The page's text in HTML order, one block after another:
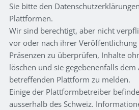
Sie bitte den
Plattformen.
Wir sind berechtigt, aber nicht
vor oder nach ihrer
Präsenzen zu überprüfen, Inhalte
löschen und sie gegebenenfalls
betreffenden Plattform zu melden.
Einige der Plattformbetreiber
ausserhalb des Schweiz.